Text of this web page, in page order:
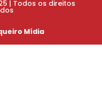
| Todos os direitos
Mídia